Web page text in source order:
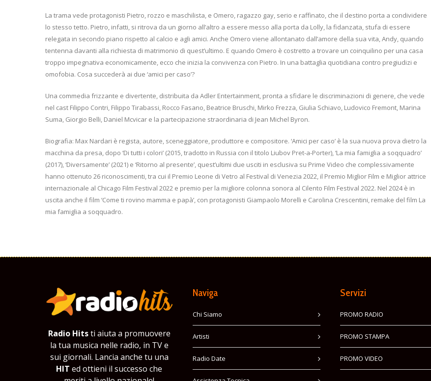
La trama vede protagonisti Pietro, rozzo e maschilista, e Omero, ragazzo gay, serio e raffinato, che il destino porta a condividere
lo stesso tetto. Pietro, infatti, si ritrova da un giorno all’altro a essere messo alla porta da Lolly, la fidanzata, stufa di essere
relegata in secondo piano rispetto al calcio e agli amici. Anche Omero viene allontanato dall’amore della sua vita, Andy, quando
tentenna davanti alla richiesta di matrimonio di quest’ultimo. E quando Omero è costretto a trovare un coinquilino per una casa
troppo impegnativa economicamente, ecco che inizia la convivenza con Pietro. In una battaglia quotidiana contro pregiudizi e
omofobia. Cosa succederà ai due ‘amici per caso’?
Una commedia frizzante e divertente, distribuita da Adler Entertainment, pronta a sfidare le discriminazioni di genere, che vede
nel cast Filippo Contri, Filippo Tirabassi, Rocco Fasano, Beatrice Bruschi, Mirko Frezza, Giulia Schiavo, Ludovico Fremont, Marina
Suma, Giorgio Belli, Daniel Mcvicar e la partecipazione straordinaria di Jean Michel Byron.
Biografia: Max Nardari è regista, autore, sceneggiatore, produttore e compositore. ‘Amici per caso’ è la sua nuova prova dietro la
macchina da presa, dopo ‘Di tutti i colori’ (2015, tradotto in Russia con il titolo Liubov Pret-a-Porter), ‘La mia famiglia a soqquadro’
(2017), ‘Diversamente’ (2021) e ‘Ritorno al presente’, quest’ultimi due usciti in esclusiva su Prime Video che complessivamente
hanno ottenuto 26 riconoscimenti, tra cui il Premio Leone di Vetro al Festival di Venezia 2022, il Premio Miglior Film e Miglior attrice
internazionale al Chicago Film Festival 2022 e premio per la migliore colonna sonora al Cilento Film Festival 2022. Nel 2024 è in
uscita anche il film ‘Come ti rovino mamma e papà’, con protagonisti Giampaolo Morelli e Carolina Crescentini, remake del film La
mia famiglia a soqquadro.
Radio Hitsti aiuta a promuovere
la tua musica nelle radio, in TV e
sui giornali. Lancia anche tu una
HIT ed ottieni il successo che
Naviga
Chi Siamo
Artisti
Radio Date
Servizi
PROMO RADIO
PROMO STAMPA
PROMO VIDEO